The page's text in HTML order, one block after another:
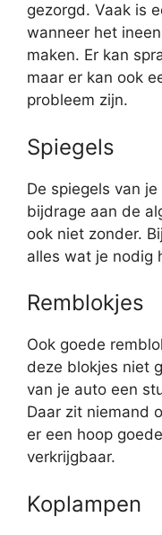
gezorgd. Vaak is
wanneer het
maken. Er kan
maar er kan ook
probleem zijn.
Spiegels
De spiegels van
bijdrage aan de
ook niet zonder.
alles wat je nodig
Remblokjes
Ook goede
deze blokjes niet
van je auto een
Daar zit niemand
er een hoop
verkrijgbaar.
Koplampen